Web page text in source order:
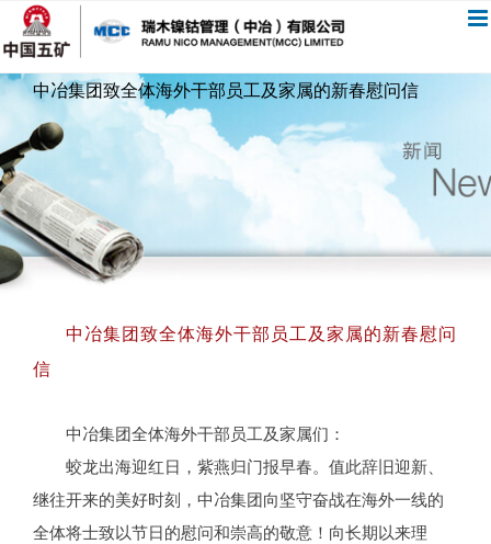
过
内
中冶集团致全体海外干部员工及家属的新春慰问信
中冶集团致全体海外干部员工及家属的新春慰问
信
中冶集团全体海外干部员工及家属们：
蛟龙出海迎红日，紫燕归门报早春。值此辞旧迎新、
继往开来的美好时刻，中冶集团向坚守奋战在海外一线的
全体将士致以节日的慰问和崇高的敬意！向长期以来理